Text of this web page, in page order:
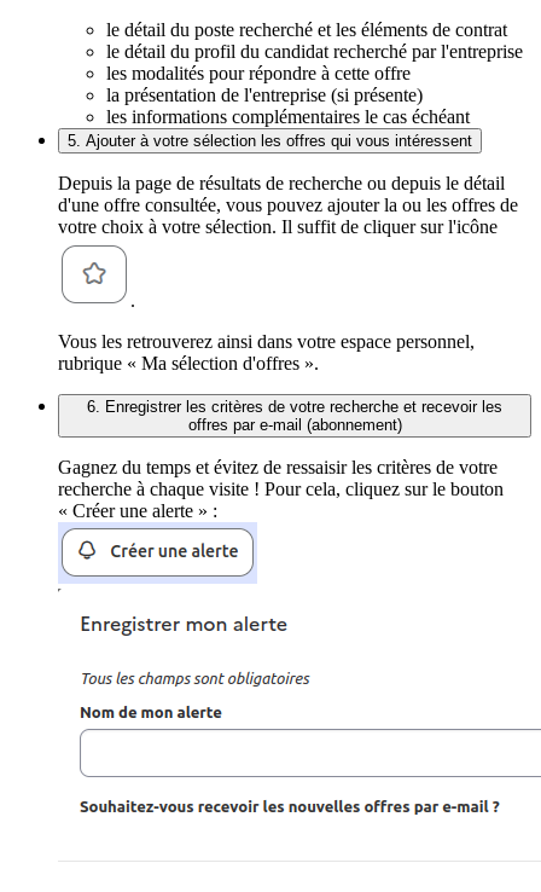
le détail du poste recherché et les éléments de contrat
le détail du profil du candidat recherché par l'entreprise
les modalités pour répondre à cette offre
la présentation de l'entreprise (si présente)
les informations complémentaires le cas échéant
5. Ajouter à votre sélection les offres qui vous intéressent
Depuis la page de résultats de recherche ou depuis le détail
d'une offre consultée, vous pouvez ajouter la ou les offres de
votre choix à votre sélection. Il suffit de cliquer sur l'icône
.
Vous les retrouverez ainsi dans votre espace personnel,
rubrique « Ma sélection d'offres ».
6. Enregistrer les critères de votre recherche et recevoir les
offres par e-mail (abonnement)
Gagnez du temps et évitez de ressaisir les critères de votre
recherche à chaque visite ! Pour cela, cliquez sur le bouton
« Créer une alerte » :